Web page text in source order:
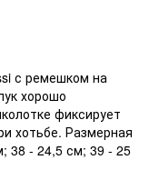
с ремешком на
хорошо
фиксирует
хотьбе. Размерная
38 - 24,5 см; 39 - 25